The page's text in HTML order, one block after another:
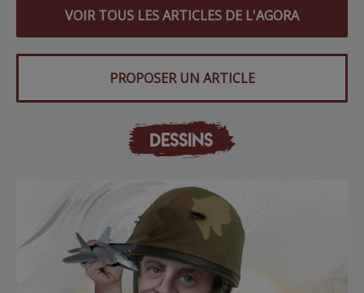
VOIR TOUS LES ARTICLES DE L'AGORA
PROPOSER UN ARTICLE
DESSINS